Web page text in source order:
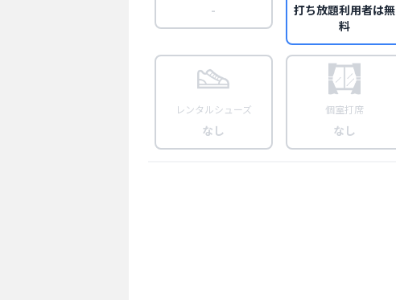
-
打ち放題利用者は無
料
レンタルシューズ
なし
個室打席
なし